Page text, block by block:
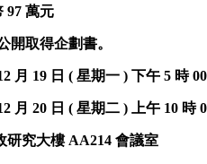
97 萬元
開取得企劃書。
月 19 日 ( 星期一 ) 下午 5 時
月 20 日 ( 星期二 ) 上午 10 時
研究大樓 AA214 會議室